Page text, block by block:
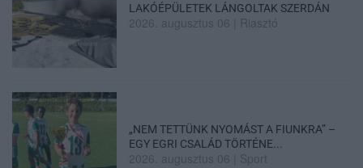
LAKÓÉPÜLETEK LÁNGOLTAK SZERDÁN
2026. augusztus 06 Riasztó
„NEM TETTÜNK NYOMÁST A FIUNKRA” –
EGY EGRI CSALÁD TÖRTÉNE...
2026. augusztus 06 Sport